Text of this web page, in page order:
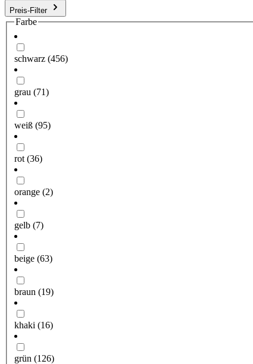
Preis-Filter
Farbe
schwarz (456)
grau (71)
weiß (95)
rot (36)
orange (2)
gelb (7)
beige (63)
braun (19)
khaki (16)
grün (126)